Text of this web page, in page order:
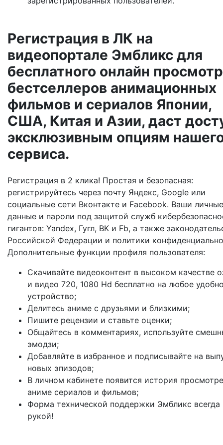
Регистрация в ЛК на
видеопортале Эмбликс для
бесплатного онлайн
бестселлеров анимационных
фильмов и сериалов Японии,
США, Китая и Азии, даст
эксклюзивным опциям
сервиса.
Регистрация в 2 клика! Простая и безопасная:
регистрируйтесь через почту Яндекс, Google или
социальные сети Вконтакте и Facebook. Ваши личные
данные и пароли под защитой служб
гигантов: Yandex, Гугл, ВК и Fb, а также
Российской Федерации и политики
Дополнительные функции профиля пользователя:
Скачивайте видеоконтент в высоком качестве
и видео 720, 1080 Hd бесплатно на любое
устройство;
Делитесь аниме с друзьями и близкими;
Пишите рецензии и ставьте оценки;
Общайтесь в комментариях, используйте
эмодзи;
Добавляйте в избранное и подписывайте на
новых эпизодов;
В личном кабинете появится история
аниме сериалов и фильмов;
Форма технической поддержки Эмбликс всегда
рукой!